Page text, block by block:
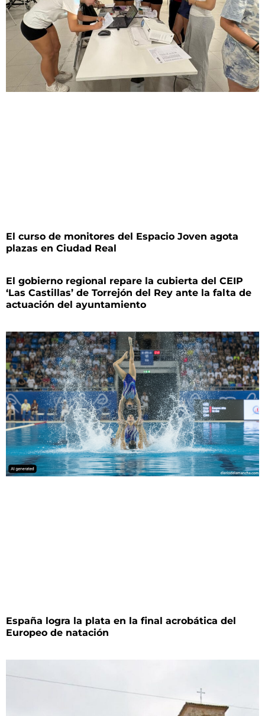
El curso de monitores del Espacio Joven agota
plazas en Ciudad Real
El gobierno regional repare la cubierta del CEIP
‘Las Castillas’ de Torrejón del Rey ante la falta de
actuación del ayuntamiento
España logra la plata en la final acrobática del
Europeo de natación